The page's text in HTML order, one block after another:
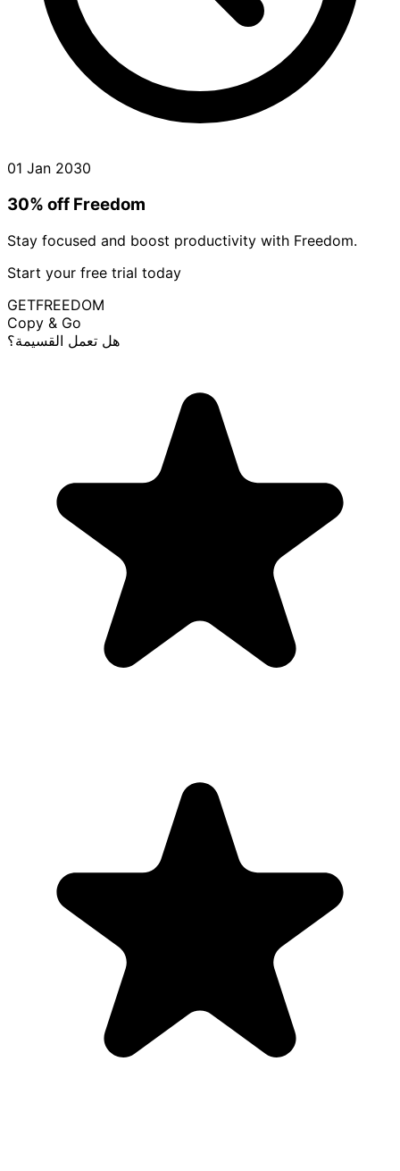
01 Jan 2030
30% off Freedom
Stay focused and boost productivity with Freedom.
Start your free trial today
GETFREEDOM
Copy & Go
هل تعمل القسيمة؟